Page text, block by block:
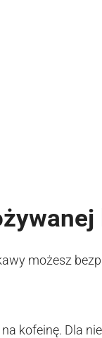
możesz
kofeinę. Dla